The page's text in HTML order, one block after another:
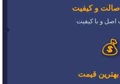
و کیفیت
اصل و با کیفیت
💰
قیمت